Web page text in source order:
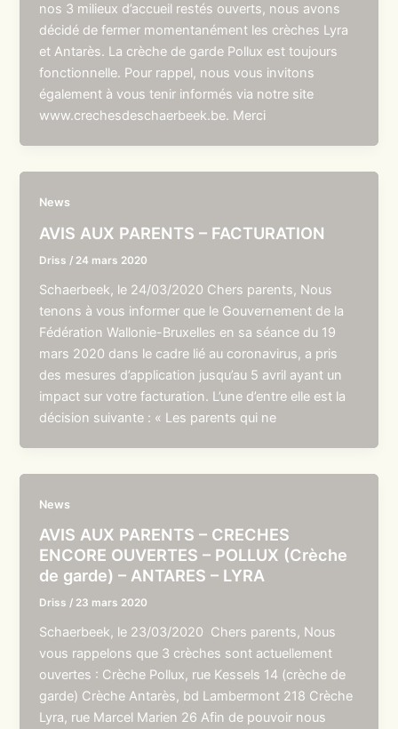
nos 3 milieux d’accueil restés ouverts, nous avons
décidé de fermer momentanément les crèches Lyra
et Antarès. La crèche de garde Pollux est toujours
fonctionnelle. Pour rappel, nous vous invitons
également à vous tenir informés via notre site
www.crechesdeschaerbeek.be. Merci
News
AVIS AUX PARENTS – FACTURATION
Driss / 24 mars 2020
Schaerbeek, le 24/03/2020 Chers parents, Nous
tenons à vous informer que le Gouvernement de la
Fédération Wallonie-Bruxelles en sa séance du 19
mars 2020 dans le cadre lié au coronavirus, a pris
des mesures d’application jusqu’au 5 avril ayant un
impact sur votre facturation. L’une d’entre elle est la
décision suivante : « Les parents qui ne
News
AVIS AUX PARENTS – CRECHES
ENCORE OUVERTES – POLLUX (Crèche
de garde) – ANTARES – LYRA
Driss / 23 mars 2020
Schaerbeek, le 23/03/2020 Chers parents, Nous
vous rappelons que 3 crèches sont actuellement
ouvertes : Crèche Pollux, rue Kessels 14 (crèche de
garde) Crèche Antarès, bd Lambermont 218 Crèche
Lyra, rue Marcel Marien 26 Afin de pouvoir nous